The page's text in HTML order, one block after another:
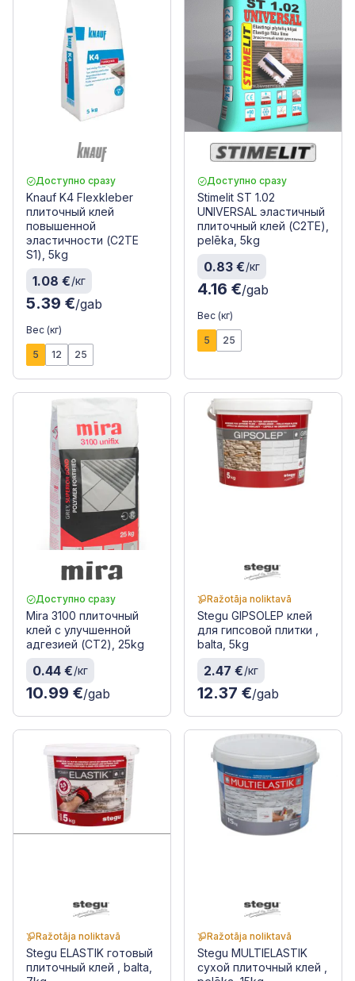
Доступно сразу
Knauf K4 Flexkleber
плиточный клей
повышенной
эластичности (C2TE
S1), 5kg
1.08 €/кг
5.39 €/gab
Вес (кг)
5 12 25
Доступно сразу
Stimelit ST 1.02
UNIVERSAL эластичный
плиточный клей (C2TE),
pelēka, 5kg
0.83 €/кг
4.16 €/gab
Вес (кг)
5 25
Доступно сразу
Mira 3100 плиточный
клей с улучшенной
адгезией (CT2), 25kg
0.44 €/кг
10.99 €/gab
Ražotāja noliktavā
Stegu GIPSOLEP клей
для гипсовой плитки ,
balta, 5kg
2.47 €/кг
12.37 €/gab
Ražotāja noliktavā
Stegu ELASTIK готовый
плиточный клей , balta,
Ražotāja noliktavā
Stegu MULTIELASTIK
сухой плиточный клей ,